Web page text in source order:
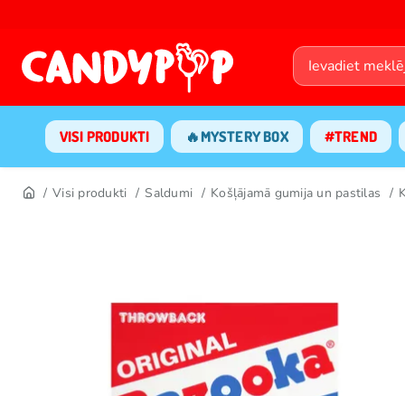
VISI PRODUKTI 🔥MYSTERY BOX #TREND
Visi produkti Saldumi Košļājamā gumija un pastilas